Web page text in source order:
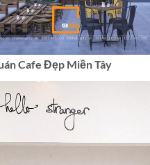
Cafe Đẹp Miền Tây